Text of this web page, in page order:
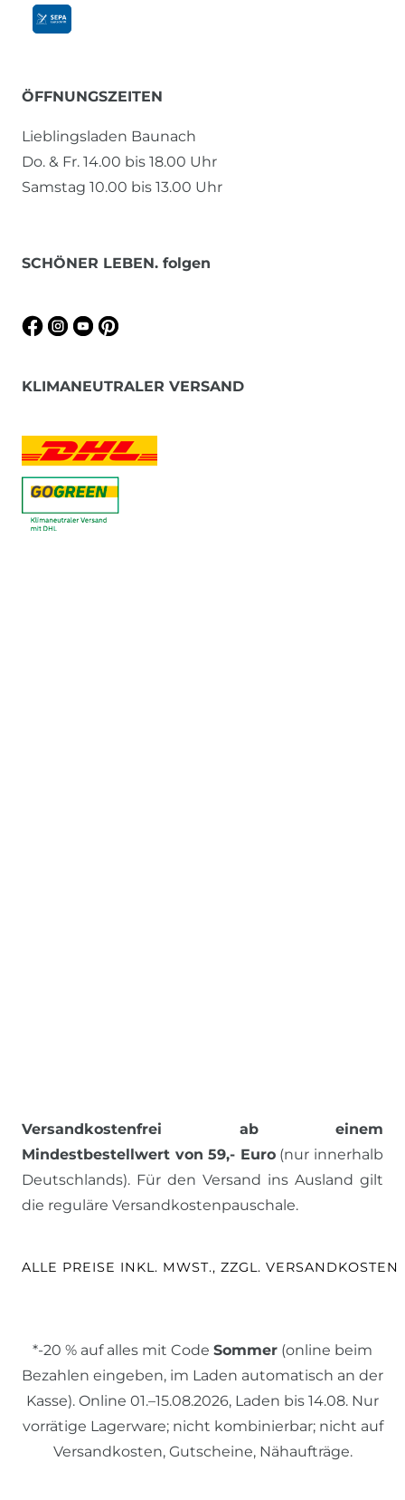
ÖFFNUNGSZEITEN
Lieblingsladen Baunach
Do. & Fr. 14.00 bis 18.00 Uhr
Samstag 10.00 bis 13.00 Uhr
SCHÖNER LEBEN. folgen
KLIMANEUTRALER VERSAND
Versandkostenfrei ab einem
Mindestbestellwert von 59,- Euro(nur innerhalb
Deutschlands). Für den Versand ins Ausland gilt
die reguläre Versandkostenpauschale.
ALLE PREISE INKL. MWST., ZZGL. VERSANDKOSTEN
*-20 % auf alles mit Code Sommer (online beim
Bezahlen eingeben, im Laden automatisch an der
Kasse). Online 01.–15.08.2026, Laden bis 14.08. Nur
vorrätige Lagerware; nicht kombinierbar; nicht auf
Versandkosten, Gutscheine, Nähaufträge.